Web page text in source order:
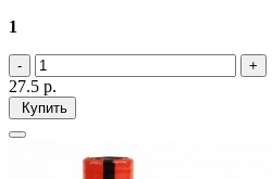
1
27.5 р.
Купить